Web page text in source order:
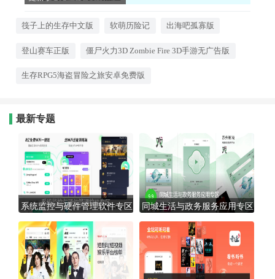
行，都能随时沉浸其中。从唯美
每一款都是精雕细琢的佳作，让
你的那一款吧！
筏子上的生存中文版 软萌历险记 出海吧孤寡版
登山赛车正版 僵尸火力3D Zombie Fire 3D手游无广告版
生存RPG5海盗冒险之旅安卓免费版
最新专题
系统监控与硬件管理软件专区 同城生活与政务服务应用专区